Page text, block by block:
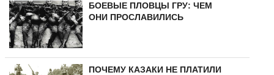
БОЕВЫЕ ПЛОВЦЫ ГРУ: ЧЕМ
ОНИ ПРОСЛАВИЛИСЬ
ПОЧЕМУ КАЗАКИ НЕ ПЛАТИЛИ